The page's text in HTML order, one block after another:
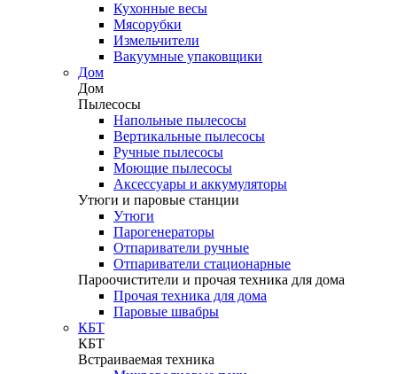
Кухонные весы
Мясорубки
Измельчители
Вакуумные упаковщики
Дом
Дом
Пылесосы
Напольные пылесосы
Вертикальные пылесосы
Ручные пылесосы
Моющие пылесосы
Аксессуары и аккумуляторы
Утюги и паровые станции
Утюги
Парогенераторы
Отпариватели ручные
Отпариватели стационарные
Пароочистители и прочая техника для дома
Прочая техника для дома
Паровые швабры
КБТ
КБТ
Встраиваемая техника